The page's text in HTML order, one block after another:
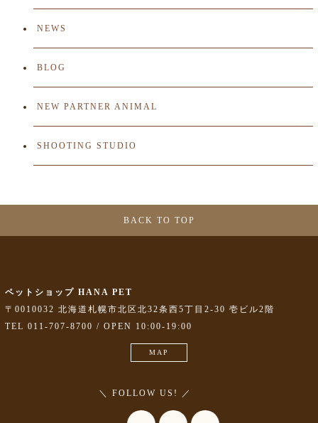
NEWS
BLOG
NEW PARTNER ANIMAL
SHOOTING STUDIO
BACK TO TOP
ペットショップ HANA PET
〒0010032 北海道札幌市北区北32条西5丁目2-30 壱ビル2階
TEL 011-707-8700 / OPEN 10:00-19:00
MAP
＼ FOLLOW US! ／